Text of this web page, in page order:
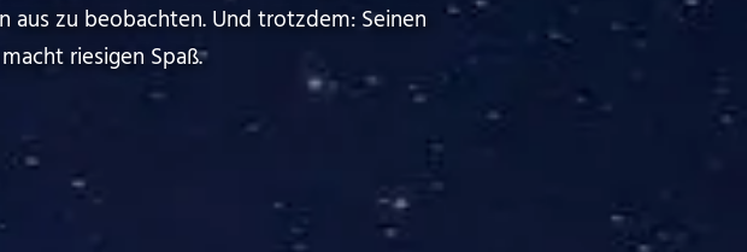
aus zu beobachten. Und trotzdem: Seinen
riesigen Spaß.